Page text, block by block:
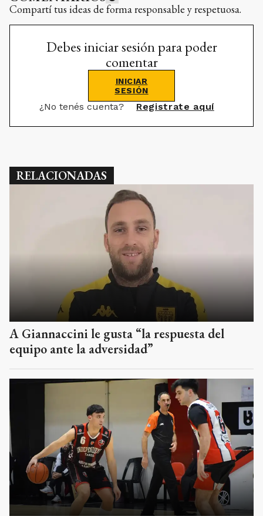
Compartí tus ideas de forma responsable y respetuosa.
Debes iniciar sesión para poder
comentar
INICIAR
SESIÓN
¿No tenés cuenta? Registrate aquí
RELACIONADAS
A Giannaccini le gusta “la respuesta del
equipo ante la adversidad”